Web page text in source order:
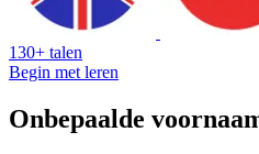
130+ talen
Begin met leren
Onbepaalde